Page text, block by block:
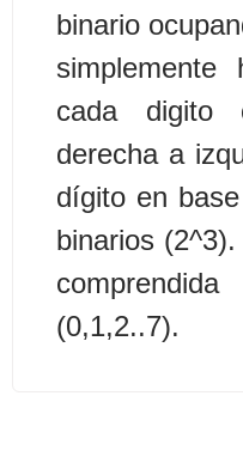
selección,
Métodos de búsqueda
binaria).
>> Ingresar YA a este
Estructuras de
[Ingresar]
Ver/Ocultar temario
binario
simplemente
cada
derecha a
dígito en
binarios
(0,1,2..7).